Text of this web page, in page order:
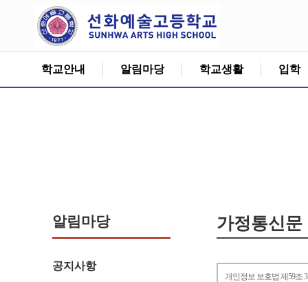
학교안내 알림마당 학교생활 입학
알림마당
공지사항
가정통신문
개인정보 보호법 제59조